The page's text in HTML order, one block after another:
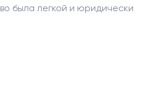
была легкой и юридически